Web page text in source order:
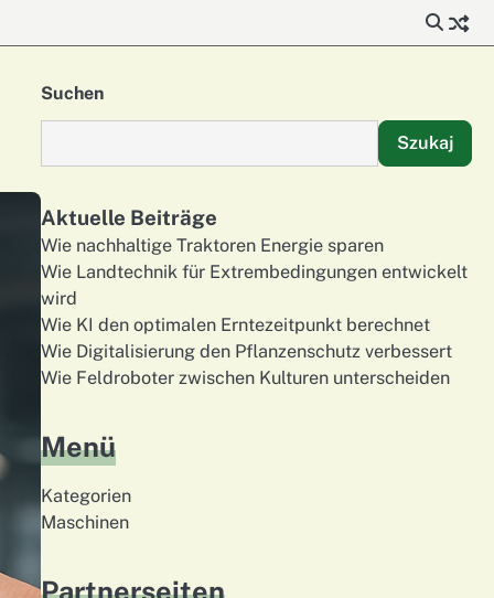
Suchen
Szukaj
Aktuelle Beiträge
Wie nachhaltige Traktoren Energie sparen
Wie Landtechnik für Extrembedingungen entwickelt
wird
Wie KI den optimalen Erntezeitpunkt berechnet
Wie Digitalisierung den Pflanzenschutz verbessert
Wie Feldroboter zwischen Kulturen unterscheiden
Menü
Kategorien
Maschinen
Partnerseiten